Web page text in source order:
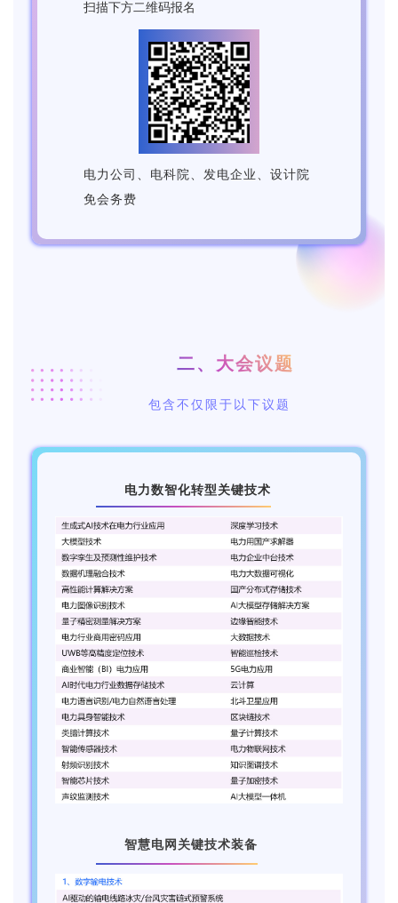
扫描下方二维码报名
电力公司、电科院、发电企业、设计院
免会务费
二、大会议题
包含不仅限于以下议题
电力数智化转型关键技术
智慧电网关键技术装备